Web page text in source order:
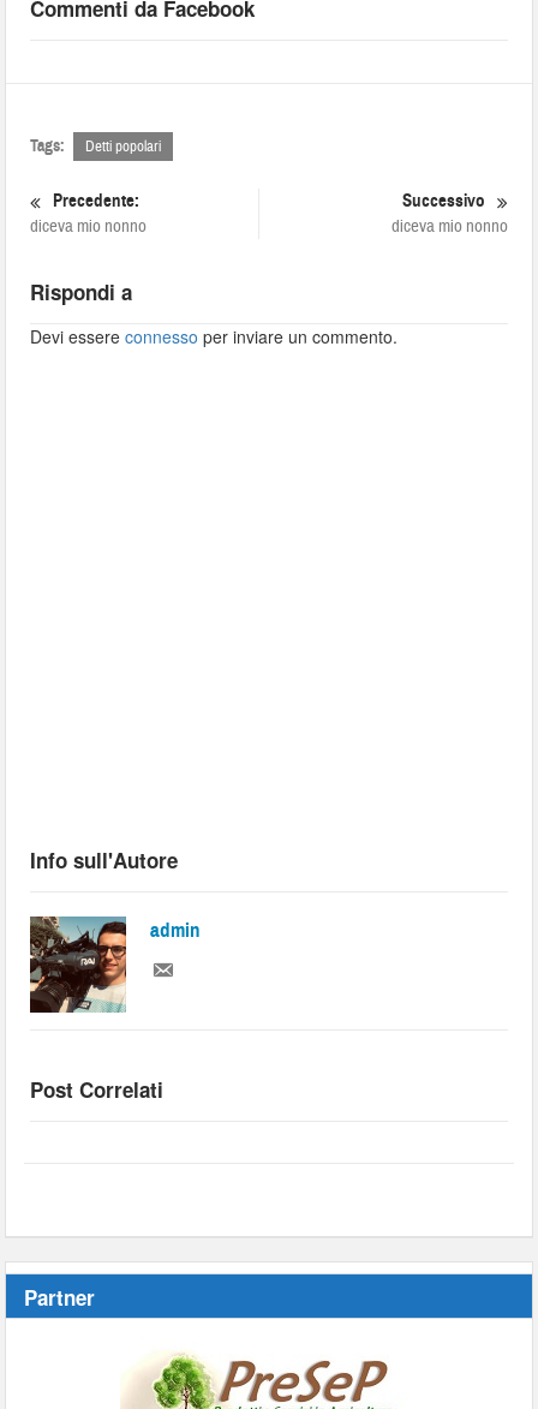
Commenti da Facebook
Tags: Detti popolari
Precedente:
diceva mio nonno
Successivo
diceva mio nonno
Rispondi a
Devi essereconnesso per inviare un commento.
Info sull'Autore
admin
Post Correlati
Partner